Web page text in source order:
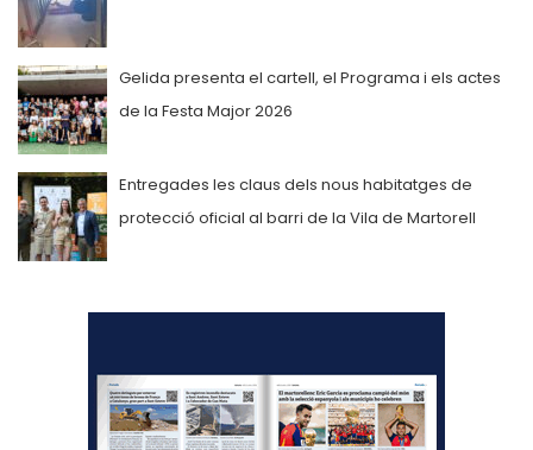
Gelida presenta el cartell, el Programa i els actes
de la Festa Major 2026
Entregades les claus dels nous habitatges de
protecció oficial al barri de la Vila de Martorell